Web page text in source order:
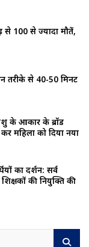
100 से ज्यादा मौतें,
तरीके से 40-50 मिनट
के आकार के ब्रॉड
महिला को दिया नया
का प्रदर्शन: सर्व
की नियुक्ति की